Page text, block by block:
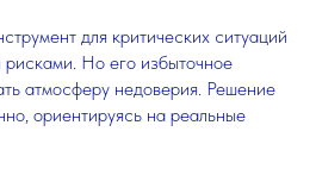
для критических ситуаций
Но его избыточное
атмосферу недоверия. Решение
ориентируясь на реальные